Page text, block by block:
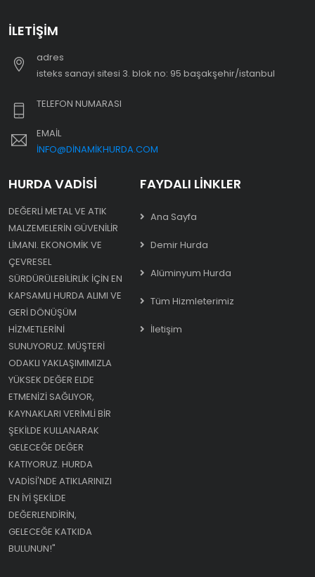
İLETIŞIM
adres
i̇steks sanayi sitesi 3. blok no: 95 başakşehir/i̇stanbul
TELEFON NUMARASI
EMAIL
INFO@DINAMIKHURDA.COM
HURDA VADISI
DEĞERLI METAL VE ATIK
MALZEMELERIN GÜVENILIR
LIMANI. EKONOMIK VE
ÇEVRESEL
SÜRDÜRÜLEBILIRLIK IÇIN EN
KAPSAMLI HURDA ALIMI VE
GERI DÖNÜŞÜM
HIZMETLERINI
SUNUYORUZ. MÜŞTERI
ODAKLI YAKLAŞIMIMIZLA
YÜKSEK DEĞER ELDE
ETMENIZI SAĞLIYOR,
KAYNAKLARI VERIMLI BIR
ŞEKILDE KULLANARAK
GELECEĞE DEĞER
KATIYORUZ. HURDA
VADISI'NDE ATIKLARINIZI
EN IYI ŞEKILDE
DEĞERLENDIRIN,
GELECEĞE KATKIDA
BULUNUN!"
FAYDALI LINKLER
Ana Sayfa
Demir Hurda
Alüminyum Hurda
Tüm Hizmleterimiz
İletişim